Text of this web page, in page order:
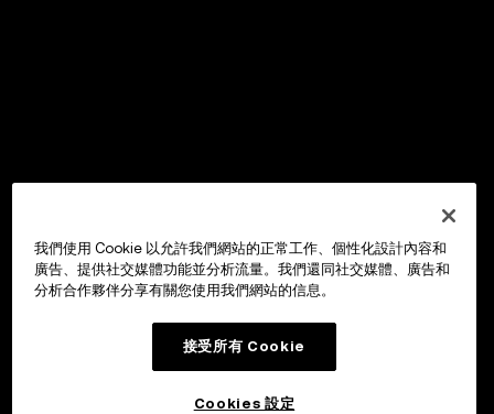
我們使用 Cookie 以允許我們網站的正常工作、個性化設計內容和
廣告、提供社交媒體功能並分析流量。我們還同社交媒體、廣告和
分析合作夥伴分享有關您使用我們網站的信息。
接受所有 Cookie
Cookies 設定